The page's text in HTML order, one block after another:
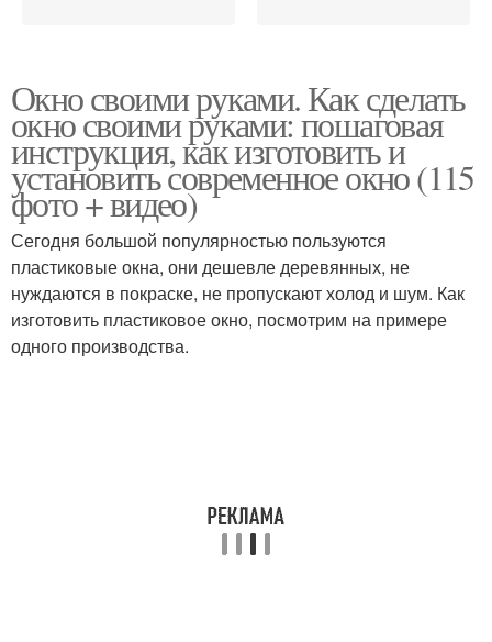
Окно своими руками. Как сделать
окно своими руками: пошаговая
инструкция, как изготовить и
установить современное окно (115
фото + видео)
Сегодня большой популярностью пользуются
пластиковые окна, они дешевле деревянных, не
нуждаются в покраске, не пропускают холод и шум. Как
изготовить пластиковое окно, посмотрим на примере
одного производства.